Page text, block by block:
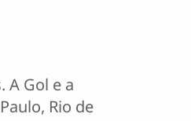
A Gol e a
Rio de